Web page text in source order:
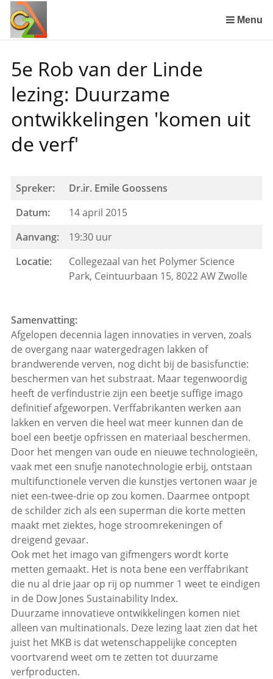
links
over
naar
de
inhoud
Spring
naar
het
menu
Menu
5e Rob van der Linde
lezing: Duurzame
ontwikkelingen 'komen uit
de verf'
Spreker:
Dr.ir. Emile Goossens
Datum:
14 april 2015
Aanvang:
19:30 uur
Locatie:
Collegezaal van het Polymer Science
Park, Ceintuurbaan 15, 8022 AW Zwolle
Samenvatting:
Afgelopen decennia lagen innovaties in verven, zoals
de overgang naar watergedragen lakken of
brandwerende verven, nog dicht bij de basisfunctie:
beschermen van het substraat. Maar tegenwoordig
heeft de verfindustrie zijn een beetje suffige imago
definitief afgeworpen. Verffabrikanten werken aan
lakken en verven die heel wat meer kunnen dan de
boel een beetje opfrissen en materiaal beschermen.
Door het mengen van oude en nieuwe technologieën,
vaak met een snufje nanotechnologie erbij, ontstaan
multifunctionele verven die kunstjes vertonen waar je
niet een-twee-drie op zou komen. Daarmee ontpopt
de schilder zich als een superman die korte metten
maakt met ziektes, hoge stroomrekeningen of
dreigend gevaar.
Ook met het imago van gifmengers wordt korte
metten gemaakt. Het is nota bene een verffabrikant
die nu al drie jaar op rij op nummer 1 weet te eindigen
in de Dow Jones Sustainability Index.
Duurzame innovatieve ontwikkelingen komen niet
alleen van multinationals. Deze lezing laat zien dat het
juist het MKB is dat wetenschappelijke concepten
voortvarend weet om te zetten tot duurzame
verfproducten.